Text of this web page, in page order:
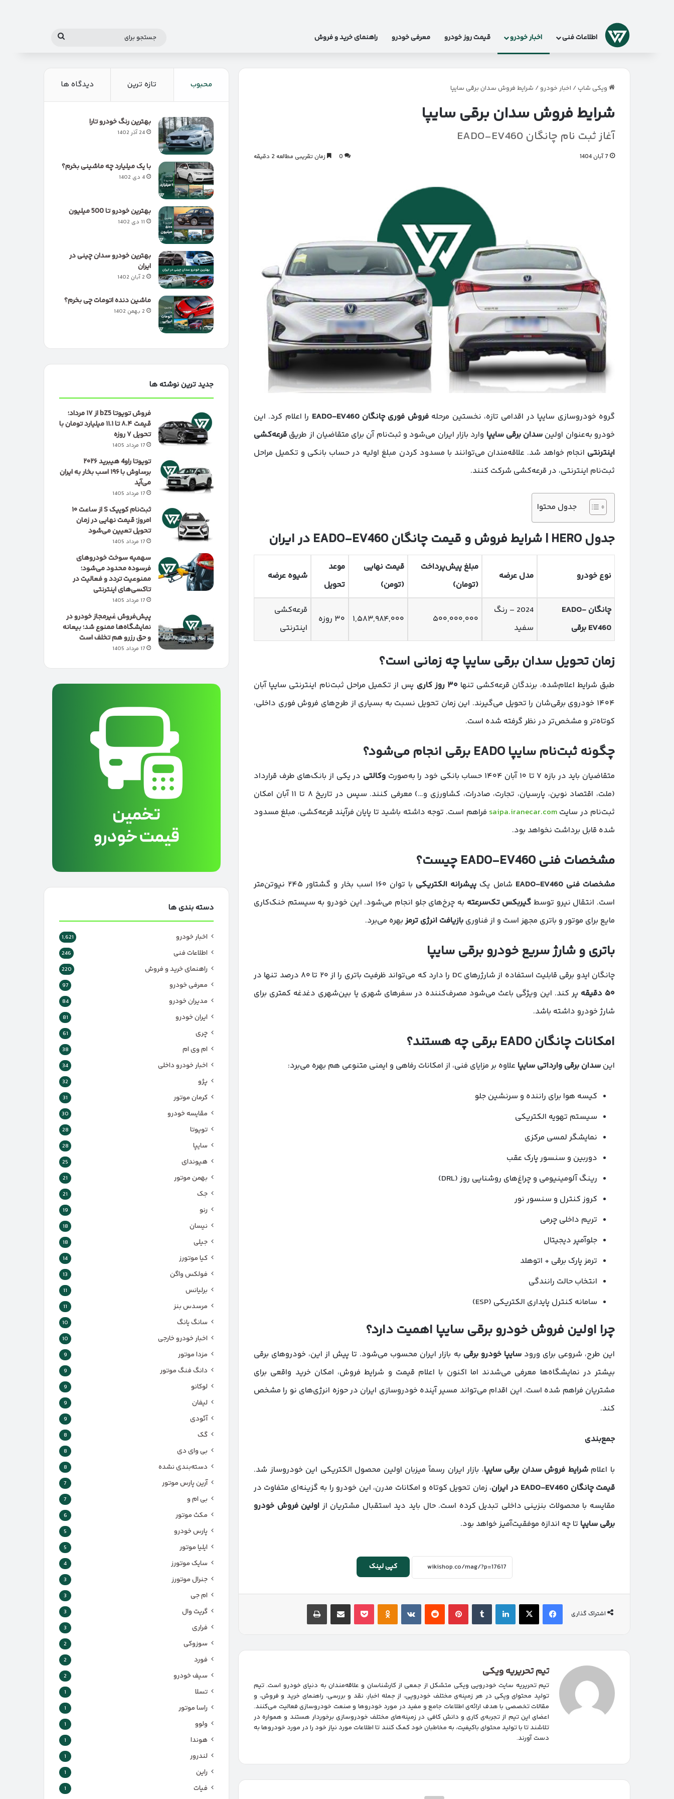
لوگو اطلاعات فنی اخبار خودرو قیمت روز خودرو معرفی خودرو راهنمای خرید و فروش
جستجو
ویکی شاپ/ اخبار خودرو/ شرایط فروش سدان برقی سایپا
شرایط فروش سدان برقی سایپا
آغاز ثبت‌ نام چانگان EADO-EV460
7 آبان 1404 0 زمان تقریبی مطالعه 2 دقیقه
گروه خودروسازی سایپا در اقدامی تازه، نخستین مرحلهفروش فوری چانگان EADO-EV460
را اعلام کرد. این
خودرو به‌عنوان اولین سدان برقی سایپا وارد بازار ایران می‌شود و ثبت‌نام آن برای متقاضیان از طریق قرعه‌کشی
اینترنتی انجام خواهد شد. علاقه‌مندان می‌توانند با مسدود کردن مبلغ اولیه در حساب بانکی و تکمیل مراحل
ثبت‌نام اینترنتی، در قرعه‌کشی شرکت کنند.
جدول محتوا
جدول شرایط فروش و قیمت چانگان در ایران
نوع خودرو مدل عرضه
مبلغ پیش‌پرداخت
(تومان)
قیمت نهایی
(تومن)
موعد
تحویل
شیوه عرضه
چانگان EADO-
EV460 برقی
2024 – رنگ
سفید
۵۰۰,۰۰۰,۰۰۰ ۱,۵۸۳,۹۸۴,۰۰۰ ۳۰ روزه
قرعه‌کشی
اینترنتی
زمان تحویل سدان برقی سایپا چه زمانی است؟
طبق شرایط اعلام‌شده، برندگان قرعه‌کشی تنها۳۰ روز کاری پس از تکمیل مراحل ثبت‌نام اینترنتی سایپا آبان
۱۴۰۴ خودروی برقی‌شان را تحویل می‌گیرند. این زمان تحویل نسبت به بسیاری از طرح‌های فروش فوری داخلی،
کوتاه‌تر و مشخص‌تر در نظر گرفته شده است.
چگونه ثبت‌نام سایپا برقی انجام می‌شود؟
متقاضیان باید در بازه ۷ تا ۱۰ آبان ۱۴۰۴ حساب بانکی خود را به‌صورت وکالتی در یکی از بانک‌های طرف قرارداد
(ملت، اقتصاد نوین، پارسیان، تجارت، صادرات، کشاورزی و…) معرفی کنند. سپس در تاریخ ۸ تا ۱۱ آبان امکان
ثبت‌نام در سایتsaipa.iranecar.com فراهم است. توجه داشته باشید تا پایان فرآیند قرعه‌کشی، مبلغ مسدود
شده قابل برداشت نخواهد بود.
مشخصات فنی چیست؟
مشخصات فنی EADO-EV460 شامل یک پیشرانه الکتریکی
با توان ۱۶۰ اسب بخار و گشتاور ۲۴۵ نیوتن‌متر
است. انتقال نیرو توسط گیربکس تک‌سرعته به چرخ‌های جلو انجام می‌شود. این خودرو به سیستم خنک‌کاری
مایع برای موتور و باتری مجهز است و از فناوری بازیافت انرژی ترمزبهره می‌برد.
باتری و شارژ سریع خودرو برقی سایپا
چانگان ایدو برقی قابلیت استفاده از شارژرهای DC را دارد که می‌تواند ظرفیت باتری را از ۲۰ تا ۸۰ درصد تنها در
۵۰ دقیقه پر کند. این ویژگی باعث می‌شود مصرف‌کننده در سفرهای شهری یا بین‌شهری دغدغه کمتری برای
شارژ خودرو داشته باشد.
امکانات چانگان برقی چه هستند؟
این سدان برقی وارداتی سایپا علاوه بر مزایای فنی، از امکانات رفاهی و ایمنی متنوعی هم بهره می‌برد:
کیسه هوا برای راننده و سرنشین جلو
سیستم تهویه الکتریکی
نمایشگر لمسی مرکزی
دوربین و سنسور پارک عقب
رینگ آلومینیومی و چراغ‌های روشنایی روز (DRL)
کروز کنترل و سنسور نور
تریم داخلی چرمی
جلوآمپر دیجیتال
ترمز پارک برقی + اتوهلد
انتخاب حالت رانندگی
سامانه کنترل پایداری الکتریکی (ESP)
چرا اولین فروش خودرو برقی سایپا اهمیت دارد؟
این طرح، شروعی برای ورودسایپا خودرو برقی به بازار ایران محسوب می‌شود. تا پیش از این، خودروهای برقی
بیشتر در نمایشگاه‌ها معرفی می‌شدند اما اکنون با اعلام قیمت و شرایط فروش، امکان خرید واقعی برای
مشتریان فراهم شده است. این اقدام می‌تواند مسیر آینده خودروسازی ایران در حوزه انرژی‌های نو را مشخص
کند.
جمع‌بندی
با اعلامشرایط فروش سدان برقی سایپا، بازار ایران رسماً میزبان اولین محصول الکتریکی این خودروساز شد.
قیمت چانگان
در ایران، زمان تحویل کوتاه و امکانات مدرن، این خودرو را به گزینه‌ای متفاوت در
مقایسه با محصولات بنزینی داخلی تبدیل کرده است. حال باید دید استقبال مشتریان از اولین فروش خودرو
برقی سایپا تا چه اندازه موفقیت‌آمیز خواهد بود.
کپی لینک
اشتراک گذاری
فیسبوکایکس لینکداینتامبلر پینتریستReddit
VKontakte
Odnoklassniki
پاکت اشتراک گذاری با ایمیل چاپ
تیم تحریریه ویکی
تیم تحریریه سایت خودرویی ویکی متشکل از جمعی از کارشناسان و علاقه‌مندان به دنیای خودرو است. تیم
تولید محتوای ویکی در هر زمینه‌‌ی مختلف خودرویی، از جمله اخبار، نقد و بررسی، راهنمای خرید و فروش، و
مقالات تخصصی با هدف ارائه‌ی اطلاعات جامع و مفید در مورد خودروها و صنعت خودروسازی فعالیت می‌کنند.
اعضای این تیم از تجربه‌ی کاری و دانش کافی در زمینه‌های مختلف خودروسازی برخوردار هستند و همواره در
تلاشند تا با تولید محتوای باکیفیت، به مخاطبان خود کمک کنند تا اطلاعات مورد نیاز خود را در مورد خودروها به
دست آورند.
محبوب تازه ترین دیدگاه ها
بهترین رنگ خودرو تارا
24 آذر 1402
با یک میلیارد چه ماشینی بخرم؟
4 دی 1402
بهترین خودرو تا 500 میلیون
11 دی 1402
بهترین خودرو سدان چینی در
ایران
2 آبان 1402
ماشین دنده اتومات چی بخرم؟
2 بهمن 1402
جدید ترین نوشته ها
فروش تویوتا bZ5 از ۱۷ مرداد؛
قیمت ۸.۴ تا ۱۱.۱ میلیارد تومان با
تحویل ۷ روزه
17 مرداد 1405
تویوتا راو4 هیبرید ۲۰۲۶
برساوش با ۱۹۶ اسب بخار به ایران
می‌آید
17 مرداد 1405
ثبت‌نام کوییک S از ساعت ۱۰
امروز؛ قیمت نهایی در زمان
تحویل تعیین می‌شود
17 مرداد 1405
سهمیه سوخت خودروهای
فرسوده محدود می‌شود؛
ممنوعیت تردد و فعالیت در
تاکسی‌های اینترنتی
17 مرداد 1405
پیش‌فروش غیرمجاز خودرو در
نمایشگاه‌ها ممنوع شد؛ بیعانه
و حق رزرو هم تخلف است
17 مرداد 1405
دسته بندی ها
اخبار خودرو 1,621
اطلاعات فنی 246
راهنمای خرید و فروش 220
معرفی خودرو 97
مدیران خودرو 84
ایران خودرو 81
چری 61
ام وی ام 38
اخبار خودرو داخلی 34
پژو 32
کرمان موتور 31
مقایسه خودرو 30
تویوتا 28
سایپا 28
هیوندای 25
بهمن موتور 21
جک 21
رنو 19
نیسان 18
جیلی 18
کیا موتورز 14
فولکس واگن 13
برلیانس 11
مرسدس بنز 11
سانگ یانگ 10
اخبار خودرو خارجی 10
مزدا موتور 9
دانگ فنگ موتور 9
لوکانو 9
لیفان 9
آئودی 9
گک 8
بی وای دی 8
دسته‌بندی نشده 8
آرین پارس موتور 7
بی ام و 7
مکث موتور 6
پارس‌ خودرو 5
ایلیا موتور 5
سایک موتورز 4
جنرال موتورز 3
ام جی 3
گریت وال 3
فراری 3
سوزوکی 2
فورد 2
سیف خودرو 2
تسلا 1
راسا موتور 1
ولوو 1
هوندا 1
لندرور 1
راین 1
فیات 1